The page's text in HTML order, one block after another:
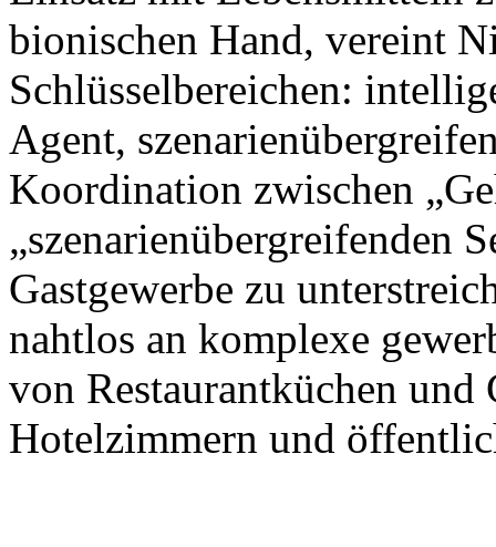
bionischen Hand, vereint
Schlüsselbereichen:
Agent,
Koordination zwischen
„szenarienübergreifenden
Gastgewerbe zu
nahtlos an komplexe
von Restaurantküchen und
Hotelzimmern und